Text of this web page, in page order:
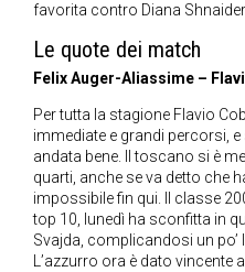
favorita contro Diana
Le quote dei match
Felix Auger-Aliassime –
Per tutta la stagione Flavio
immediate e grandi percorsi,
andata bene. Il toscano si è
quarti, anche se va detto che
impossibile fin qui. Il classe
top 10, lunedì ha sconfitta in
Svajda, complicandosi un po’
L’azzurro ora è dato vincente